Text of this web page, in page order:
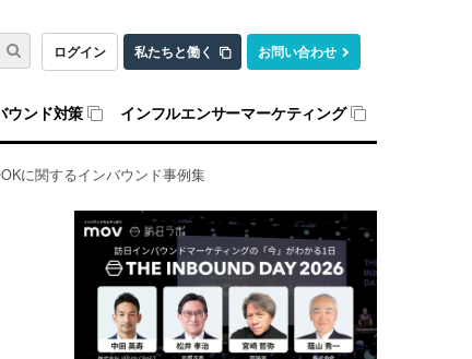
ログイン 私たちと働く お問い合わせ
ウンド対策 インフルエンサーマーケティング
に関するインバウンド事例集